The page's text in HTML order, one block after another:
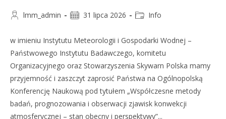
lmm_admin 31 lipca 2026 Info
w imieniu Instytutu Meteorologii i Gospodarki Wodnej –
Państwowego Instytutu Badawczego, komitetu
Organizacyjnego oraz Stowarzyszenia Skywarn Polska mamy
przyjemność i zaszczyt zaprosić Państwa na Ogólnopolską
Konferencję Naukową pod tytułem „Współczesne metody
badań, prognozowania i obserwacji zjawisk konwekcji
atmosferycznej – stan obecny i perspektywy”...